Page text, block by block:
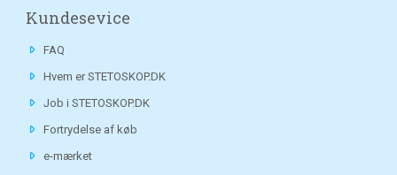
Kundesevice
FAQ
Hvem er STETOSKOP.DK
Job i STETOSKOP.DK
Fortrydelse af køb
e-mærket